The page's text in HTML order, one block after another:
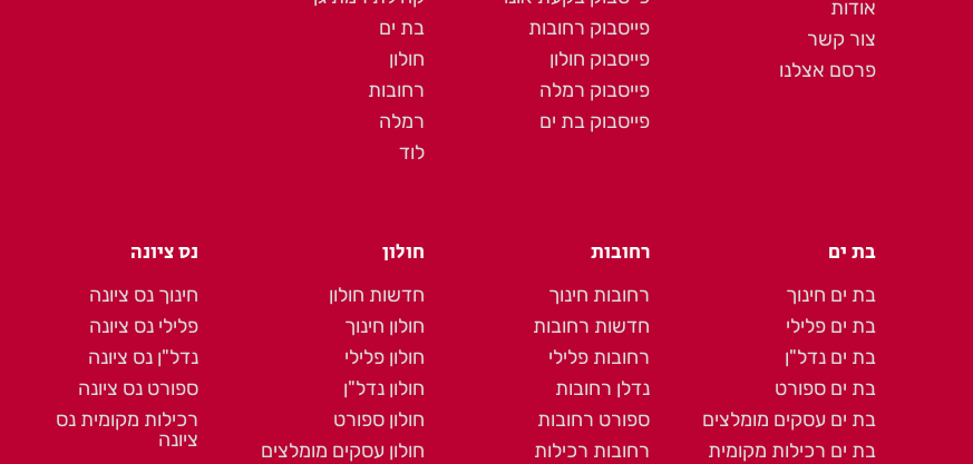
אודות
צור קשר
פרסם אצלנו
פייסבוק רחובות
פייסבוק חולון
פייסבוק רמלה
פייסבוק בת ים
בת ים
חולון
רחובות
רמלה
לוד
בת ים
בת ים חינוך
בת ים פלילי
בת ים נדל"ן
בת ים ספורט
בת ים עסקים מומלצים
בת ים רכילות מקומית
רחובות
רחובות חינוך
חדשות רחובות
רחובות פלילי
נדלן רחובות
ספורט רחובות
רחובות רכילות
חולון
חדשות חולון
חולון חינוך
חולון פלילי
חולון נדל"ן
חולון ספורט
חולון עסקים מומלצים
נס ציונה
חינוך נס ציונה
פלילי נס ציונה
נדל"ן נס ציונה
ספורט נס ציונה
רכילות מקומית נס
ציונה